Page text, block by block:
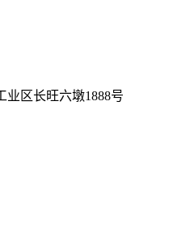
业区长旺六墩1888号